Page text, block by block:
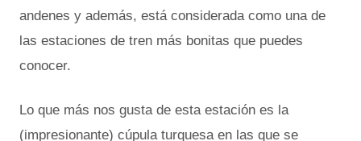
andenes y además, está considerada como una de
las estaciones de tren más bonitas que puedes
conocer.
Lo que más nos gusta de esta estación es la
(impresionante) cúpula turquesa en las que se